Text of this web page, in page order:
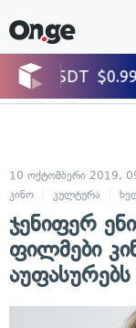
10 ოქტომბერი 2019,
კინო
კულტურა
ჯენიფერ
ფილმები
აუფასურებს